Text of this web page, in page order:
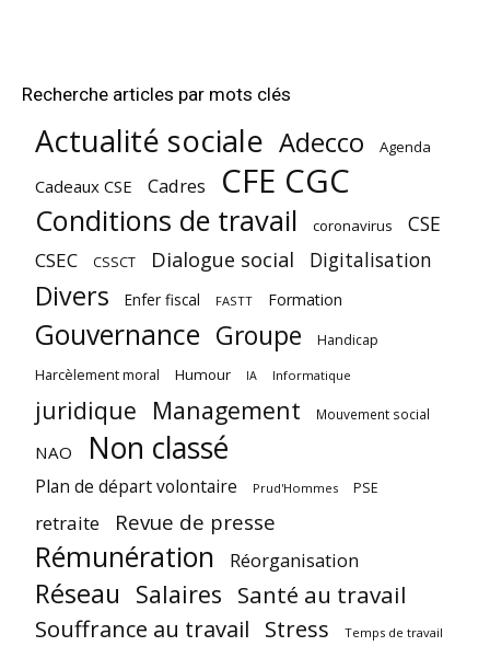
Recherche articles par mots clés
Actualité sociale Adecco Agenda
Cadeaux CSE Cadres CFE CGC
Conditions de travail coronavirus CSE
CSEC CSSCT Dialogue social Digitalisation
Divers Enfer fiscal FASTT Formation
Gouvernance Groupe Handicap
Harcèlement moral Humour IA Informatique
juridique Management Mouvement social
NAO Non classé
Plan de départ volontaire Prud'Hommes PSE
retraite Revue de presse
Rémunération Réorganisation
Réseau Salaires Santé au travail
Souffrance au travail Stress Temps de travail